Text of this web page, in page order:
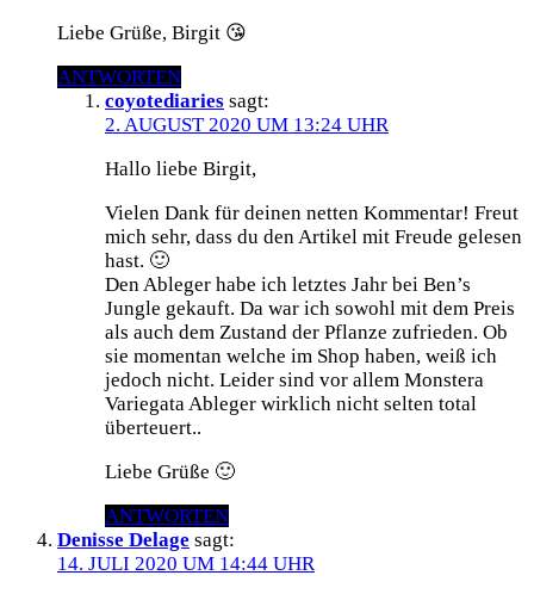
Liebe Grüße, Birgit 😘
ANTWORTEN
coyotediaries sagt:
2. AUGUST 2020 UM 13:24 UHR
Hallo liebe Birgit,
Vielen Dank für deinen netten Kommentar! Freut
mich sehr, dass du den Artikel mit Freude gelesen
hast. 🙂
Den Ableger habe ich letztes Jahr bei Ben’s
Jungle gekauft. Da war ich sowohl mit dem Preis
als auch dem Zustand der Pflanze zufrieden. Ob
sie momentan welche im Shop haben, weiß ich
jedoch nicht. Leider sind vor allem Monstera
Variegata Ableger wirklich nicht selten total
überteuert..
Liebe Grüße 🙂
ANTWORTEN
Denisse Delage sagt:
14. JULI 2020 UM 14:44 UHR